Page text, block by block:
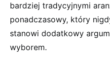
bardziej tradycyjnymi
ponadczasowy, który
stanowi dodatkowy
wyborem.